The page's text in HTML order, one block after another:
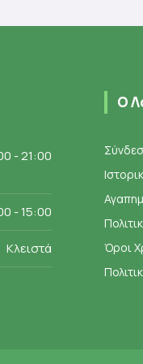
- 21:00
- 15:00
Κλειστά
Ο
Όροι